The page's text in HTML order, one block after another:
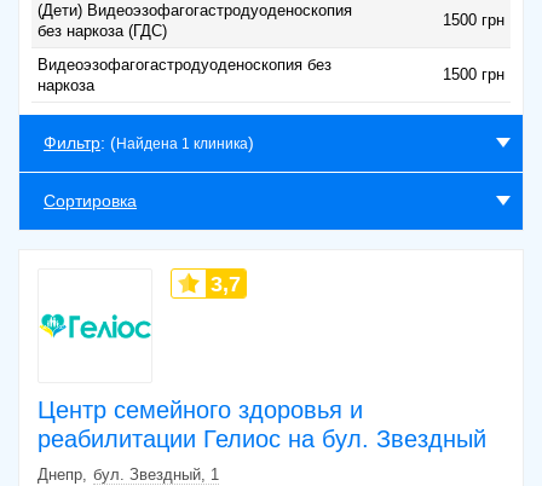
(Дети) Видеоэзофагогастродуоденоскопия
без наркоза (ГДС)
1500 грн
Видеоэзофагогастродуоденоскопия без
наркоза
1500 грн
Фильтр: (Найдена 1 клиника)
Сортировка
Центр семейного здоровья и
реабилитации Гелиос на бул. Звездный
3,7
Днепр бул. Звездный, 1